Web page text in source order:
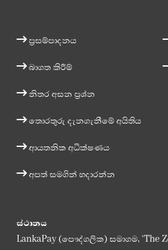
ප්‍රසම්පාදනය
බාගත කිරීම්
නිතර අසන ප්‍රශ්න
තොරතුරු දැනගැනීමේ අයිතිය
ආයතනික අධීක්ෂණය
අපත් සමගින් හදාරන්න
ස්ථානය
LankaPay (පෞද්ගලික) සමාගම, ‘The